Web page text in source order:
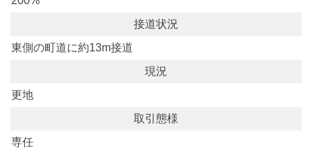
接道状況
東側の町道に約13m接道
現況
更地
取引態様
専任